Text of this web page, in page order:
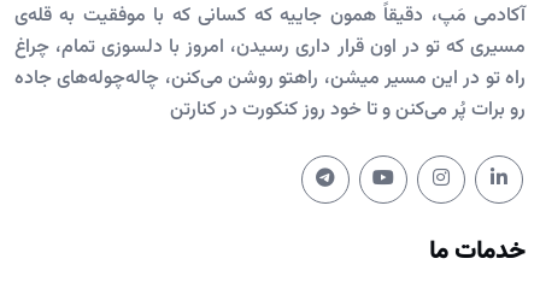
آکادمی مَپ، دقیقاً همون جاییه که کسانی که با موفقیت به قله‌ی
مسیری که تو در اون قرار داری رسیدن، امروز با دلسوزی تمام، چراغ
راه تو در این مسیر میشن، راهتو روشن می‌کنن، چاله‌چوله‌های جاده
رو برات پُر می‌کنن و تا خود روز کنکورت در کنارتن
خدمات ما